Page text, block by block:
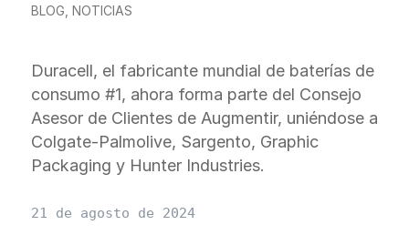
BLOG NOTICIAS
Duracell, el fabricante mundial de baterías de
consumo #1, ahora forma parte del Consejo
Asesor de Clientes de Augmentir, uniéndose a
Colgate-Palmolive, Sargento, Graphic
Packaging y Hunter Industries.
21 de agosto de 2024